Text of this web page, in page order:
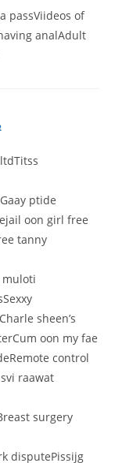
passViideos of
analAdult
ptide
oon girl free
tanny
muloti
sheen’s
oon my fae
control
raawat
surgery
disputePissijg